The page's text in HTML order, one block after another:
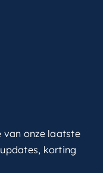
van onze laatste
korting